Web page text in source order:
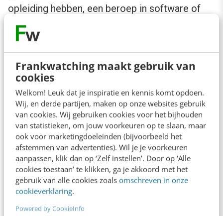
Frankwatching maakt gebruik van
cookies
Welkom! Leuk dat je inspiratie en kennis komt opdoen.
Wij, en derde partijen, maken op onze websites gebruik
van cookies. Wij gebruiken cookies voor het bijhouden
van statistieken, om jouw voorkeuren op te slaan, maar
ook voor marketingdoeleinden (bijvoorbeeld het
afstemmen van advertenties). Wil je je voorkeuren
aanpassen, klik dan op ‘Zelf instellen’. Door op ‘Alle
cookies toestaan’ te klikken, ga je akkoord met het
gebruik van alle cookies zoals omschreven in onze
cookieverklaring.
Powered by CookieInfo
opleiding hebben, een beroep in software of
iets met computers en uit interesse graag
meer willen leren. Een heel vanzelfsprekende
doelgroep. Een Wired-redacteur heeft ook een
MOOC gevolgd enbeschrijft zijn ervaringen
mee.
Het leren met behulp van medestudenten
werkte in de praktijk niet echt goed. Afspraken
tussen studenten onderling konden wegens
drukke planning van iedereen soms niet
doorgaan. De online antwoorden op vragen
waren zo divers, dat het een heel gedoe was
om het goede antwoord er uit te filteren.